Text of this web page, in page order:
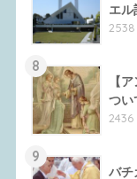
エ
8
【
つい
9
バチ